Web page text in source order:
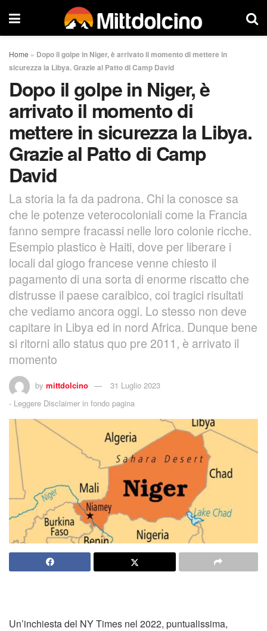
Home » Dopo il golpe in Niger, è arrivato il momento di mettere in
sicurezza la Libya. Grazie al Patto di Camp David
Dopo il golpe in Niger, è
arrivato il momento di
mettere in sicurezza la Libya.
Grazie al Patto di Camp
David
La storia la fa da padrona. Chi la conosce sa
che le potenze veterocoloniali come la Francia
fanno sempre fracassi nelle loro colonie ricche.
Esempio plastico è Haiti, dove per liberare i
locali dal giogo francese venne chiesto il
pagamento di una sorta di enorme riscatto che
distrusse il paese caraibico, coi tragici risultati
che vediamo ancora oggi. Lo stesso non deve
capitare in Libya ed in nord Africa. Dunque bene
si ritorni allo status quo pre 2011, è arrivato il
momento
by mittdolcino
31 Luglio 2023
- Leggere Disclaimer in fondo pagina
Un’inchiesta del NY Times nel 2022, puntualissima,